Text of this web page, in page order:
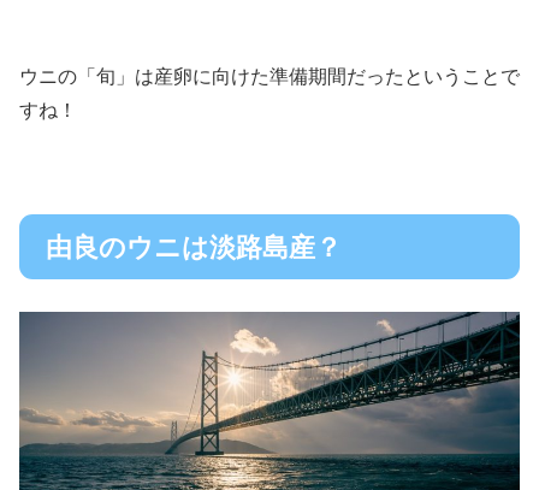
ウニの「旬」は産卵に向けた準備期間だったということで
すね！
由良のウニは淡路島産？